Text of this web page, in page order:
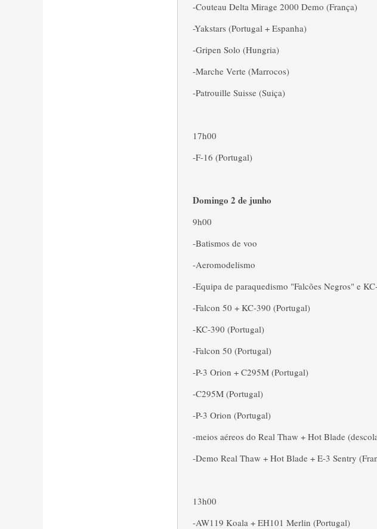
-Couteau Delta Mirage 2000 Demo (França)
-Yakstars (Portugal + Espanha)
-Gripen Solo (Hungria)
-Marche Verte (Marrocos)
-Patrouille Suisse (Suiça)
17h00
-F-16 (Portugal)
Domingo 2 de junho
9h00
-Batismos de voo
-Aeromodelismo
-Equipa de paraquedismo "Falcões Negros" e
-Falcon 50 + KC-390 (Portugal)
-KC-390 (Portugal)
-Falcon 50 (Portugal)
-P-3 Orion + C295M (Portugal)
-C295M (Portugal)
-P-3 Orion (Portugal)
-meios aéreos do Real Thaw + Hot Blade
-Demo Real Thaw + Hot Blade + E-3 Sentry
13h00
-AW119 Koala + EH101 Merlin (Portugal)